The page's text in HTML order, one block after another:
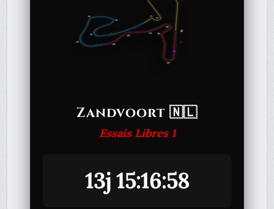
Zandvoort 🇳🇱
Essais Libres 1
13j 15:16:58